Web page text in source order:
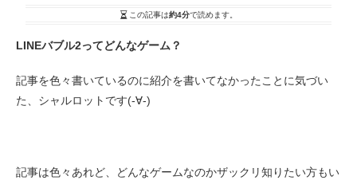
この記事は約4分で読めます。
LINEバブル2ってどんなゲーム？
記事を色々書いているのに紹介を書いてなかったことに気づい
た、シャルロットです(-∀-)
記事は色々あれど、どんなゲームなのかザックリ知りたい方もい